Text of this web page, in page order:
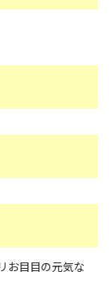
お目目の元気な